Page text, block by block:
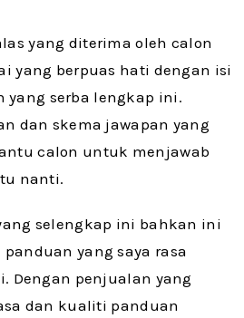
yang diterima oleh calon
yang berpuas hati dengan isi
serba lengkap ini.
dan skema jawapan yang
calon untuk menjawab
nanti.
selengkap ini bahkan ini
yang saya rasa
Dengan penjualan yang
dan kualiti panduan